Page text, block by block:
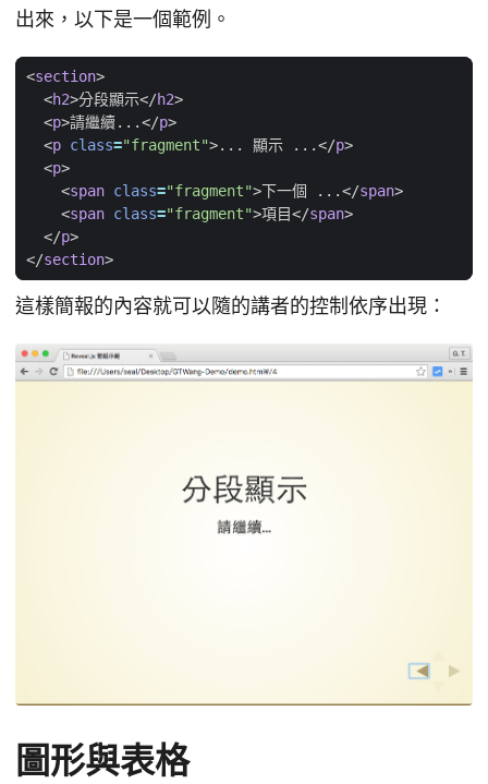
出來，以下是一個範例。
<section>
<h2>分段顯示</h2>
<p>請繼續...</p>
<p class="fragment">... 顯示 ...</p>
<p>
<span class="fragment">下一個 ...</span>
<span class="fragment">項目</span>
</p>
</section>
這樣簡報的內容就可以隨的講者的控制依序出現：
圖形與表格